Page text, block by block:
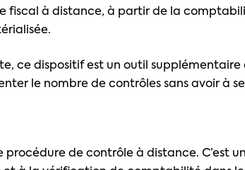
fiscal à distance, à partir de la
ce dispositif est un outil supplémentaire
le nombre de contrôles sans avoir à
procédure de contrôle à distance. C’est